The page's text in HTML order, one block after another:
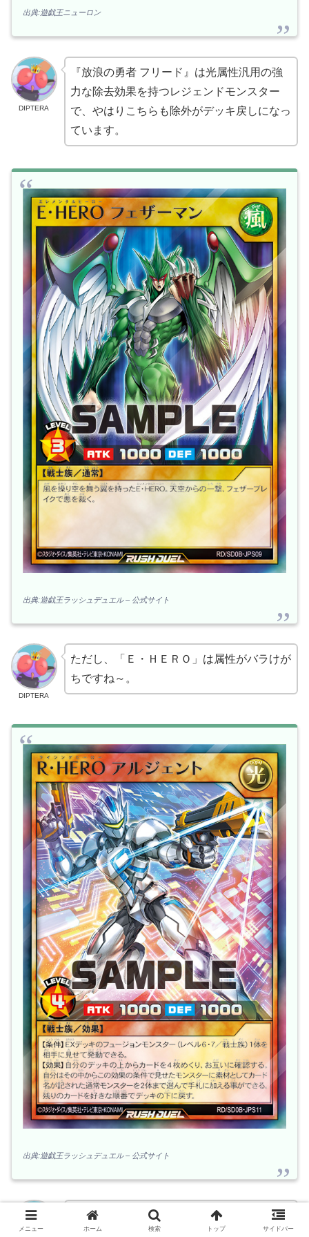
出典:遊戯王ニューロン
DIPTERA
『放浪の勇者 フリード』は光属性汎用の強
力な除去効果を持つレジェンドモンスター
で、やはりこちらも除外がデッキ戻しになっ
ています。
出典:遊戯王ラッシュデュエル – 公式サイト
DIPTERA
ただし、「Ｅ・ＨＥＲＯ」は属性がバラけが
ちですね～。
出典:遊戯王ラッシュデュエル – 公式サイト
もしかしたら、サポーターと思われる「Ｒ・
ＨＥＲＯ」が全て光属性で、このモンスター
メニュー ホーム 検索 トップ サイドバー